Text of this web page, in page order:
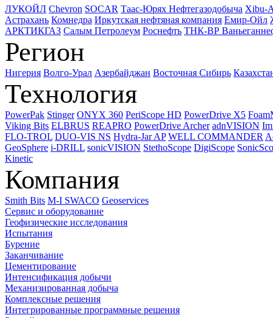
ЛУКОЙЛ Chevron SOCAR Таас-Юрях Нефтегазодобыча Xibu-
Астрахань Комнедра Иркутская нефтяная компания Емир-Ойл
АРКТИКГАЗ Салым Петролеум Роснефть ТНК-ВР
Регион
Нигерия Волго-Урал Азербайджан Восточная Сибирь
Технология
PowerPak Stinger ONYX 360 PeriScope HD PowerDrive X5
Viking Bits ELBRUS REAPRO PowerDrive Archer adnVISION
FLO-TROL DUO-VIS NS Hydra-Jar AP WELL COMMANDER
GeoSphere i-DRILL sonicVISION StethoScope DigiScope
Kinetic
Компания
Smith Bits M-I SWACO Geoservices
Сервис и оборудование
Геофизические исследования
Испытания
Бурение
Заканчивание
Цементирование
Интенсификация добычи
Механизированная добыча
Комплексные решения
Интегрированные программные решения